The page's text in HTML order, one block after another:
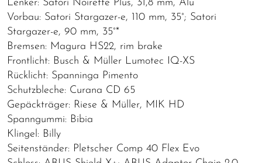
Lenker: Satori Noirette Plus, 31,8 mm, Alu
Vorbau: Satori Stargazer-e, 110 mm, 35°; Satori
Stargazer-e, 90 mm, 35°*
Bremsen: Magura HS22, rim brake
Frontlicht: Busch & Müller Lumotec IQ-XS
Rücklicht: Spanninga Pimento
Schutzbleche: Curana CD 65
Gepäckträger: Riese & Müller, MIK HD
Spanngummi: Bibia
Klingel: Billy
Seitenständer: Pletscher Comp 40 Flex Evo